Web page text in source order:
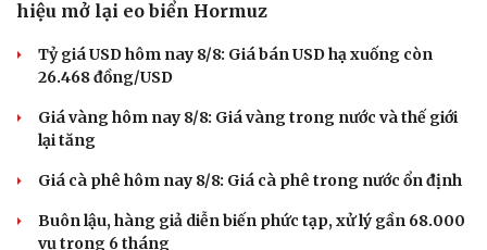
Sức khỏe
Dinh dưỡng - món ngon
Đời sống
Giá xăng dầu hôm nay 8/8: Giá dầu giảm khi có tín
hiệu mở lại eo biển Hormuz